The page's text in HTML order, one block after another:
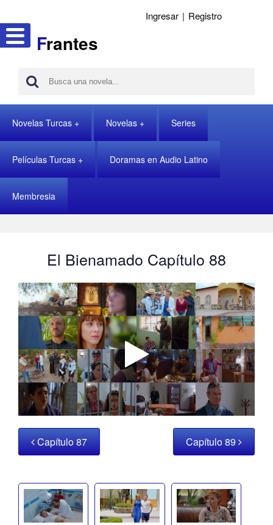
Frantes
Ingresar | Registro
Novelas Turcas Novelas Series
Películas Turcas Doramas en Audio Latino
Membresia
El Bienamado Capítulo 88
Capítulo 87 Capítulo 89